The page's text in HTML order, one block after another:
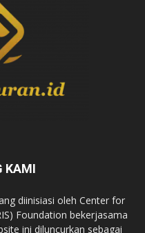
KAMI
diinisiasi oleh Center for
Foundation bekerjasama
ini diluncurkan sebagai